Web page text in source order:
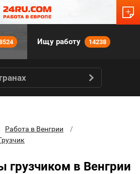
Ищу работу 14238
Работа в Венгрии
грузчиком в Венгрии